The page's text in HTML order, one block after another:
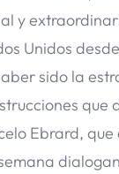
y
Unidos
sido la
que
Ebrard, que